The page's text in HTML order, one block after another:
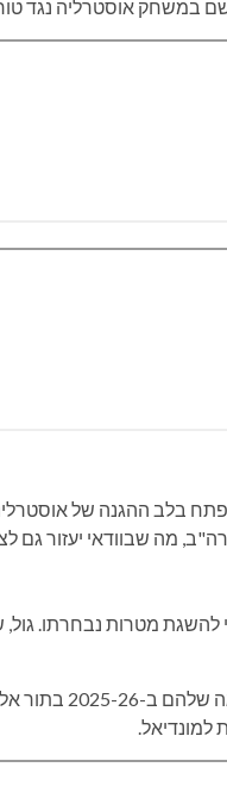
אוסטרליה נגד טורקיה
להשגת מטרות נבחרתו.
השחקן בן ה-21 היה חלק
למונדיאל.